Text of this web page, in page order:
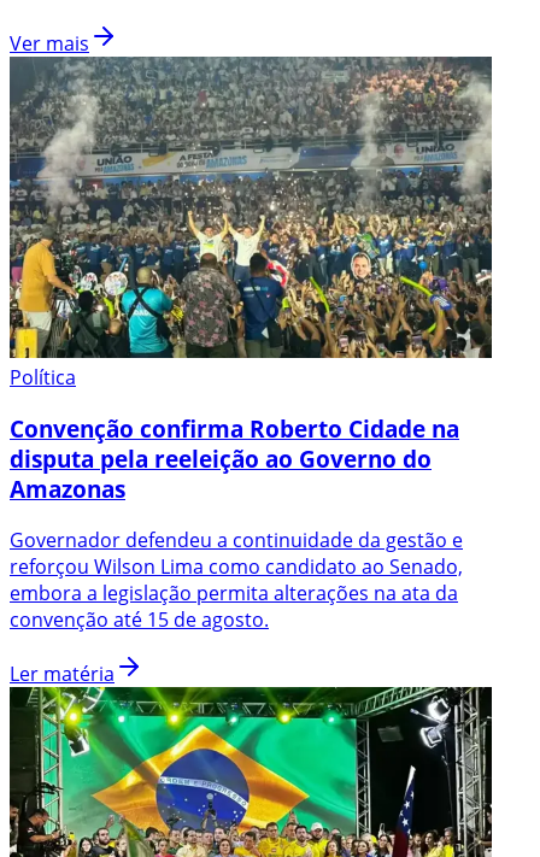
Ver mais
Política
Convenção confirma Roberto Cidade na
disputa pela reeleição ao Governo do
Amazonas
Governador defendeu a continuidade da gestão e
reforçou Wilson Lima como candidato ao Senado,
embora a legislação permita alterações na ata da
convenção até 15 de agosto.
Ler matéria